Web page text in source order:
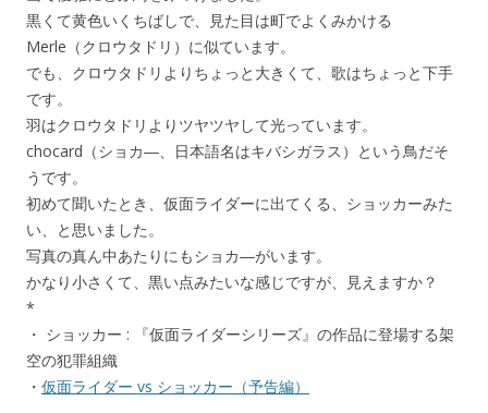
黒くて黄色いくちばしで、見た目は町でよくみかける
Merle（クロウタドリ）に似ています。
でも、クロウタドリよりちょっと大きくて、歌はちょっと下手
です。
羽はクロウタドリよりツヤツヤして光っています。
chocard（ショカ―、日本語名はキバシガラス）という鳥だそ
うです。
初めて聞いたとき、仮面ライダーに出てくる、ショッカーみた
い、と思いました。
写真の真ん中あたりにもショカ―がいます。
かなり小さくて、黒い点みたいな感じですが、見えますか？
*
・ ショッカー : 『仮面ライダーシリーズ』の作品に登場する架
空の犯罪組織
・ 仮面ライダー vs ショッカー（予告編）